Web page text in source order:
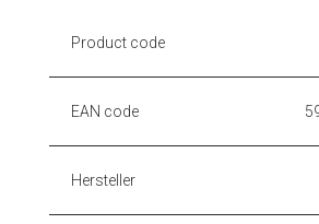
Product code
EAN code
Hersteller